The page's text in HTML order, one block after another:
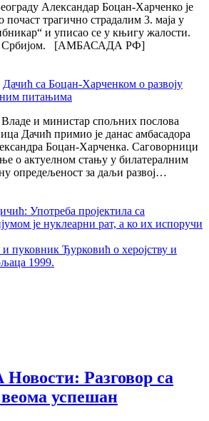
Александар Боцан-Харченко је
почаст трагично страдалим 3. маја у
и уписао се у књигу жалости.
Србијом. [АМБАСАДА РФ]
Дачић са Боцан-Харченком о развоју
питањима
и министар спољних послова
Дачић примио је данас амбасадора
Боцан-Харченка. Саговорници
о актуелном стању у билатералним
опредељеност за даљи развој…
Употреба пројектила са
је нуклеарни рат, а ко их испоручи
пуковник Ђурковић о херојству и
1999.
Разговор са
успешан